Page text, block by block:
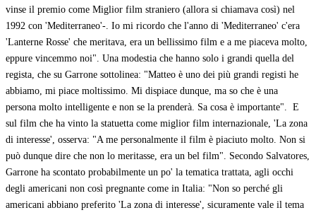
vinse il premio come Miglior film straniero (allora si chiamava così) nel
1992 con 'Mediterraneo'-. Io mi ricordo che l'anno di 'Mediterraneo' c'era
'Lanterne Rosse' che meritava, era un bellissimo film e a me piaceva molto,
eppure vincemmo noi". Una modestia che hanno solo i grandi quella del
regista, che su Garrone sottolinea: "Matteo è uno dei più grandi registi he
abbiamo, mi piace moltissimo. Mi dispiace dunque, ma so che è una
persona molto intelligente e non se la prenderà. Sa cosa è importante". E
sul film che ha vinto la statuetta come miglior film internazionale, 'La zona
di interesse', osserva: "A me personalmente il film è piaciuto molto. Non si
può dunque dire che non lo meritasse, era un bel film". Secondo Salvatores,
Garrone ha scontato probabilmente un po' la tematica trattata, agli occhi
degli americani non così pregnante come in Italia: "Non so perché gli
americani abbiano preferito 'La zona di interesse', sicuramente vale il tema